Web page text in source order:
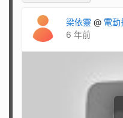
梁依靈 @ 電
6 年前